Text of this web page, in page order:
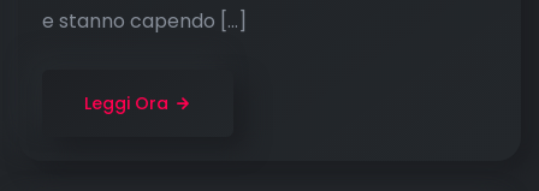
e stanno capendo […]
Leggi Ora